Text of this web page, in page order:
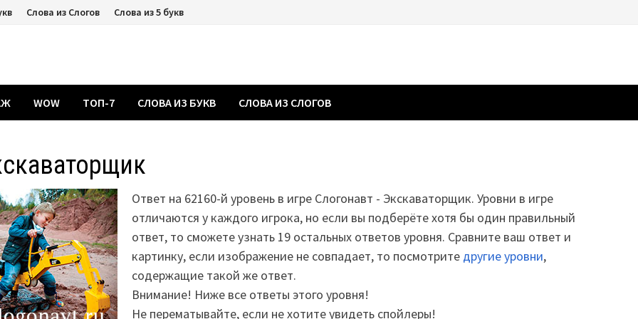
Слова из Слогов Слова из 5 букв
WOW ТОП-7 СЛОВА ИЗ БУКВ СЛОВА ИЗ СЛОГОВ
Ответ на 62160-й уровень в игре Слогонавт - Экскаваторщик. Уровни в игре
отличаются у каждого игрока, но если вы подберёте хотя бы один правильный
ответ, то сможете узнать 19 остальных ответов уровня. Сравните ваш ответ и
картинку, если изображение не совпадает, то посмотрите другие уровни,
содержащие такой же ответ.
Внимание! Ниже все ответы этого уровня!
Не перематывайте, если не хотите увидеть спойлеры!